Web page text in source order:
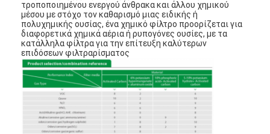
τροποποιημένου ενεργού άνθρακα και άλλου χημικού
μέσου με στόχο τον καθαρισμό μιας ειδικής ή
πολυχημικής ουσίας, ένα χημικό φίλτρο προορίζεται για
διαφορετικά χημικά αέρια ή ρυπογόνες ουσίες, με τα
κατάλληλα φίλτρα για την επίτευξη καλύτερων
επιδόσεων φιλτραρίσματος